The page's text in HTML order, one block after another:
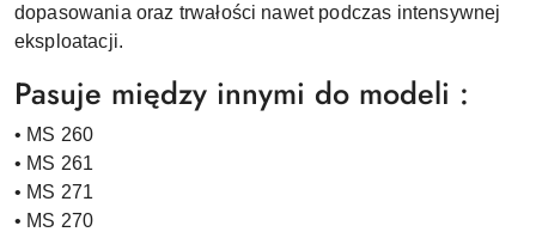
dopasowania oraz trwałości nawet podczas intensywnej
eksploatacji.
Pasuje między innymi do modeli :
• MS 260
• MS 261
• MS 271
• MS 270